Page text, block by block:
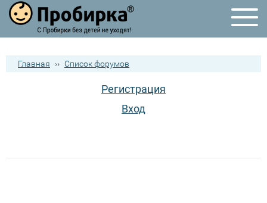
Главная ›› Список форумов
Регистрация
Вход